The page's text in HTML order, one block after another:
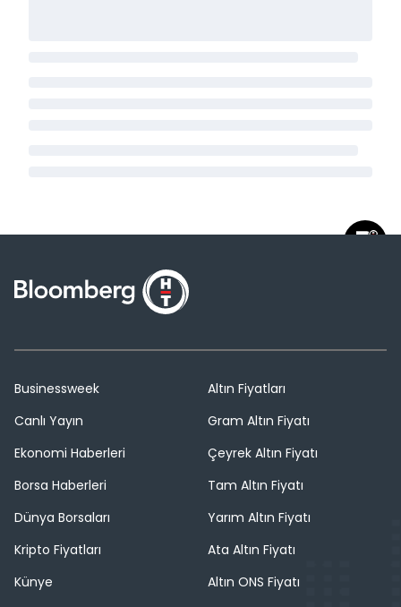
Businessweek
Canlı Yayın
Ekonomi Haberleri
Borsa Haberleri
Dünya Borsaları
Kripto Fiyatları
Künye
Altın Fiyatları
Gram Altın Fiyatı
Çeyrek Altın Fiyatı
Tam Altın Fiyatı
Yarım Altın Fiyatı
Ata Altın Fiyatı
Altın ONS Fiyatı